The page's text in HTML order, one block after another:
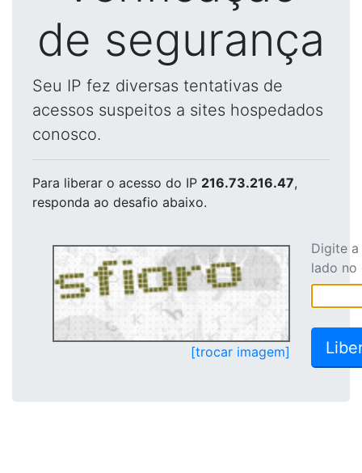
de segurança
Seu IP fez diversas tentativas de
acessos suspeitos a sites hospedados
conosco.
Para liberar o acesso do IP 216.73.216.47,
responda ao desafio abaixo.
[trocar imagem]
Digite
lado no